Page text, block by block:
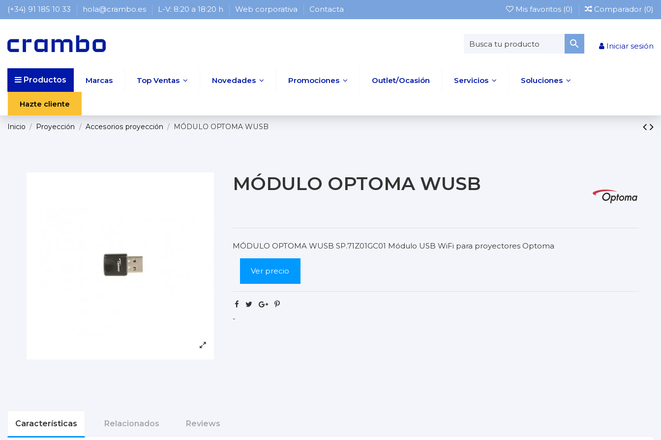
(+34) 91 185 10 33 hola@crambo.es L-V: 8:20 a 18:20 h Web corporativa Contacta Mis favoritos (0) Comparador (0)
Iniciar sesión
Productos Marcas Top Ventas Novedades Promociones Outlet/Ocasión Servicios Soluciones
Hazte cliente
Inicio Proyección Accesorios proyección MÓDULO OPTOMA WUSB
MÓDULO OPTOMA WUSB
MÓDULO OPTOMA WUSB SP.71Z01GC01 Módulo USB WiFi para proyectores Optoma
Ver precio
-
Características Relacionados Reviews